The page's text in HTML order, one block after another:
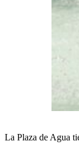
La Plaza de Agua